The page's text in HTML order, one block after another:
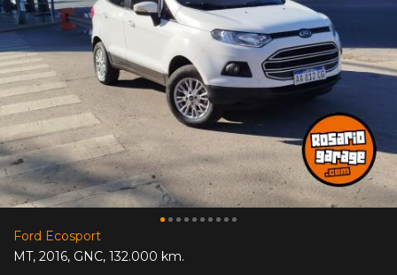
Ford Ecosport
MT, 2016, GNC, 132.000 km.